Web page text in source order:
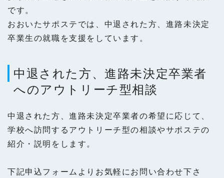
です。
おおいたサポステでは、中退された方、進路未決定
卒業生の就職を支援をしています。
中退された方、進路未決定卒業者
へのアウトリーチ型相談
中退された方、進路未決定卒業者の希望に応じて、
学校へ訪問するアウトリーチ型の相談やサポステの
紹介・説明をします。
下記申込フォームよりお気軽にお問い合わせ下さ